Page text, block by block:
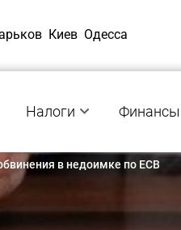
Киев Одесса
Налоги Финансы
в недоимке по ЕСВ